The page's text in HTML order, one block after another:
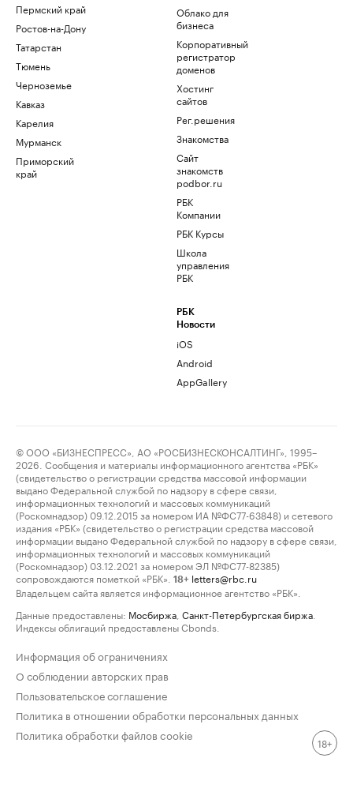
Пермский край
Ростов-на-Дону
Татарстан
Тюмень
Черноземье
Кавказ
Карелия
Мурманск
Приморский
край
Облако для
бизнеса
Корпоративный
регистратор
доменов
Хостинг
сайтов
Рег.решения
Знакомства
Сайт
знакомств
podbor.ru
РБК
Компании
РБК Курсы
Школа
управления
РБК
РБК
Новости
iOS
Android
AppGallery
© ООО «БИЗНЕСПРЕСС», АО «РОСБИЗНЕСКОНСАЛТИНГ», 1995–
2026. Сообщения и материалы информационного агентства «РБК»
(свидетельство о регистрации средства массовой информации
выдано Федеральной службой по надзору в сфере связи,
информационных технологий и массовых коммуникаций
(Роскомнадзор) 09.12.2015 за номером ИА №ФС77-63848) и сетевого
издания «РБК» (свидетельство о регистрации средства массовой
информации выдано Федеральной службой по надзору в сфере связи,
информационных технологий и массовых коммуникаций
(Роскомнадзор) 03.12.2021 за номером ЭЛ №ФС77-82385)
сопровождаются пометкой «РБК».
18+ letters@rbc.ru
Владельцем сайта является информационное агентство «РБК».
Данные предоставлены: Мосбиржа Санкт-Петербургская биржа
Индексы облигаций предоставлены Cbonds.
Информация об ограничениях
О соблюдении авторских прав
Пользовательское соглашение
Политика в отношении обработки персональных данных
Политика обработки файлов cookie
18+